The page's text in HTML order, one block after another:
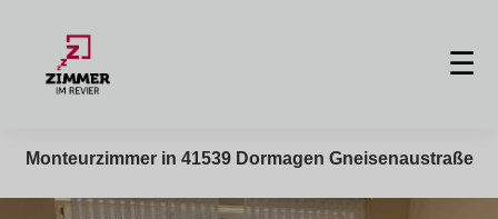
☰
Monteurzimmer in 41539 Dormagen Gneisenaustraße